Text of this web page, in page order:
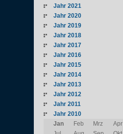
Jahr 2021
Jahr 2020
Jahr 2019
Jahr 2018
Jahr 2017
Jahr 2016
Jahr 2015
Jahr 2014
Jahr 2013
Jahr 2012
Jahr 2011
Jahr 2010
Jan
Feb Mrz Apr